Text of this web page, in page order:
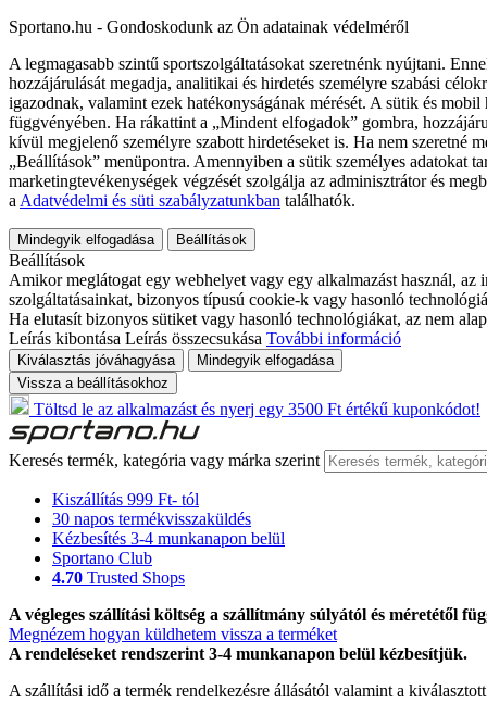
Sportano.hu - Gondoskodunk az Ön adatainak védelméről
A legmagasabb szintű sportszolgáltatásokat szeretnénk nyújtani.
hozzájárulását megadja, analitikai és hirdetés személyre szabási
igazodnak, valamint ezek hatékonyságának mérését. A sütik és
függvényében. Ha rákattint a „Mindent elfogadok” gombra,
kívül megjelenő személyre szabott hirdetéseket is. Ha nem szeretné
„Beállítások” menüpontra. Amennyiben a sütik személyes adatokat
marketingtevékenységek végzését szolgálja az adminisztrátor és
a Adatvédelmi és süti szabályzatunkban találhatók.
Mindegyik elfogadása Beállítások
Beállítások
Amikor meglátogat egy webhelyet vagy egy alkalmazást használ,
szolgáltatásainkat, bizonyos típusú cookie-k vagy hasonló
Ha elutasít bizonyos sütiket vagy hasonló technológiákat, az nem
Leírás kibontása Leírás összecsukása További információ
Kiválasztás jóváhagyása
Mindegyik elfogadása
Vissza a beállításokhoz
Töltsd le az alkalmazást és nyerj egy 3500 Ft értékű kuponkódot!
Keresés termék, kategória vagy márka szerint
Kiszállítás 999 Ft- tól
30 napos termékvisszaküldés
Kézbesítés 3-4 munkanapon belül
Sportano Club
4.70 Trusted Shops
A végleges szállítási költség a szállítmány súlyától és méretétől
Megnézem hogyan küldhetem vissza a terméket
A rendeléseket rendszerint 3-4 munkanapon belül kézbesítjük.
A szállítási idő a termék rendelkezésre állásától valamint a